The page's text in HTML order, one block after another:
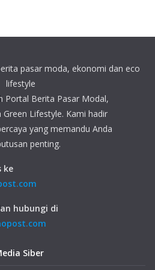
Portal Berita Pasar Modal,
Green Lifestyle. Kami hadir
yang memandu Anda
penting.
ke
hubungi di
Siber